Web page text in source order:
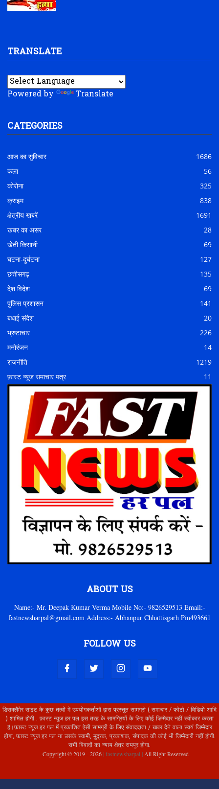
TRANSLATE
Powered by Translate
CATEGORIES
आज का सुविचार
1686
कला
56
कोरोना
325
क्राइम
838
क्षेत्रीय खबरें
1691
खबर का असर
28
खेती किसानी
69
घटना-दुर्घटना
127
छत्तीसगढ़
135
देश विदेश
69
पुलिस प्रशासन
141
बधाई संदेश
20
भ्रष्टाचार
226
मनोरंजन
14
राजनीति
1219
फ़ास्ट न्यूज समाचार पत्र
11
ABOUT US
Name:- Mr. Deepak Kumar Verma Mobile No:- 9826529513 Email:-
fastnewsharpal@gmail.com Address:- Abhanpur Chhattisgarh Pin493661
FOLLOW US
डिसक्लैमेर साइट के कुछ तत्वों में उपयोगकर्ताओं द्वारा प्रस्तुत सामग्री ( समाचार / फोटो / विडियो आदि
) शामिल होगी . फ़ास्ट न्यूज हर पल इस तरह के सामग्रियों के लिए कोई ज़िम्मेदार नहीं स्वीकार करता
है।फ़ास्ट न्यूज हर पल में प्रकाशित ऐसी सामग्री के लिए संवाददाता / खबर देने वाला स्वयं जिम्मेदार
होगा, फ़ास्ट न्यूज हर पल या उसके स्वामी, मुद्रक, प्रकाशक, संपादक की कोई भी जिम्मेदारी नहीं होगी.
सभी विवादों का न्याय क्षेत्र रायपुर होगा.
Copyright © 2019 -2026| fastnewsharpal |All Right Reserved